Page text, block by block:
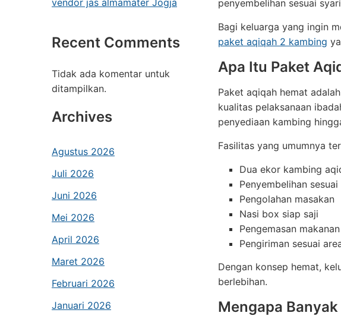
vendor jas almamater Jogja
Recent Comments
Tidak ada komentar untuk
ditampilkan.
Archives
Agustus 2026
Juli 2026
Juni 2026
Mei 2026
April 2026
Maret 2026
Februari 2026
Januari 2026
penyembelihan sesuai
Bagi keluarga yang ingin
paket aqiqah 2 kambing
Apa Itu Paket
Paket aqiqah hemat
kualitas pelaksanaan
penyediaan kambing
Fasilitas yang umumnya
Dua ekor kambing
Penyembelihan
Pengolahan masakan
Nasi box siap saji
Pengemasan makanan
Pengiriman sesuai
Dengan konsep hemat,
berlebihan.
Mengapa